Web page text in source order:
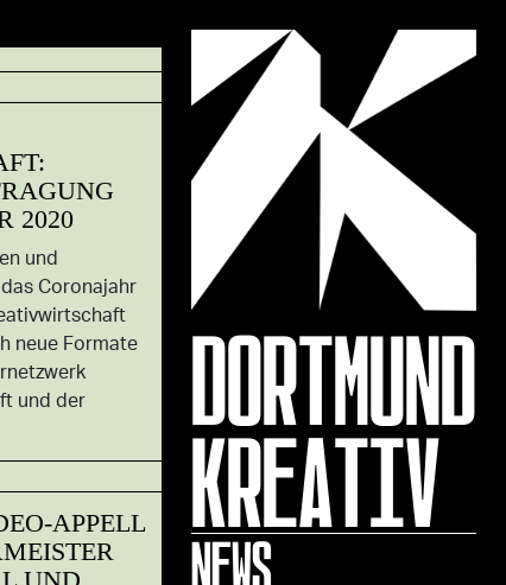
DORTMUND
KREATIV
NEWS
2020
und
Coronajahr
neue Formate
und der
APPELL